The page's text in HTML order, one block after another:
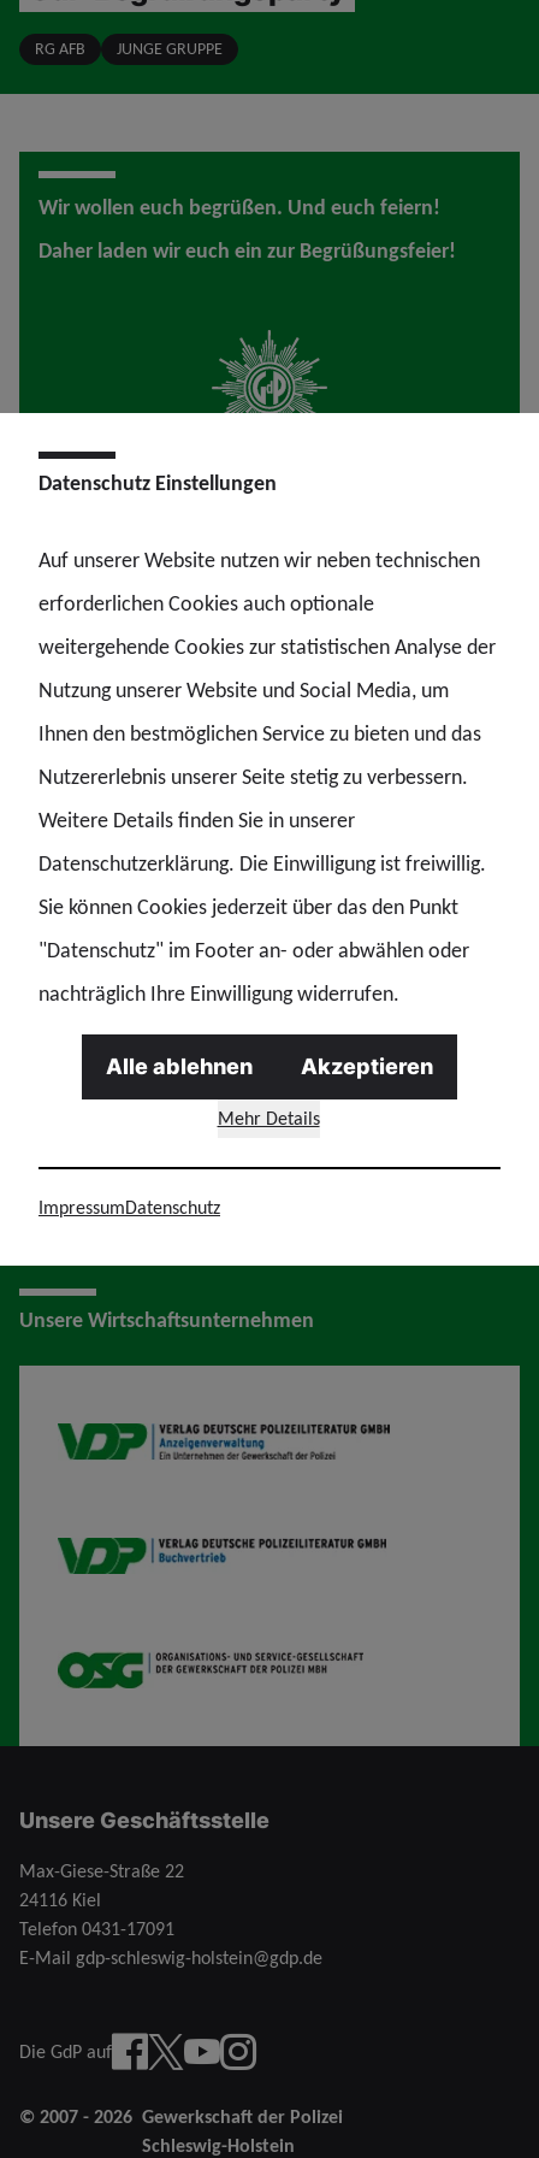
RG AFB JUNGE GRUPPE
Wir wollen euch begrüßen. Und euch feiern!
Daher laden wir euch ein zur Begrüßungsfeier!
Am 25.02.2025, ab 19 Uhr
Komm zu Werner!
Der Eintritt geht natürlich auf uns!
Musik gibt's auch noch. YD_Music legt für uns auf!
Weitere Informationen
Unsere Wirtschaftsunternehmen
VDP AV
VDP B
OSG
Unsere Geschäftsstelle
Max-Giese-Straße 22
24116 Kiel
Telefon 0431-17091
E-Mail gdp-schleswig-holstein@gdp.de
Die GdP auf
Facebook
X YouTubeinstagram
© 2007 - 2026 Gewerkschaft der Polizei
Schleswig-Holstein
Datenschutz Einstellungen
Auf unserer Website nutzen wir neben technischen
erforderlichen Cookies auch optionale
weitergehende Cookies zur statistischen Analyse der
Nutzung unserer Website und Social Media, um
Ihnen den bestmöglichen Service zu bieten und das
Nutzererlebnis unserer Seite stetig zu verbessern.
Weitere Details finden Sie in unserer
Datenschutzerklärung. Die Einwilligung ist freiwillig.
Sie können Cookies jederzeit über das den Punkt
"Datenschutz" im Footer an- oder abwählen oder
nachträglich Ihre Einwilligung widerrufen.
Mehr Details
Alle ablehnen Akzeptieren
ImpressumDatenschutz